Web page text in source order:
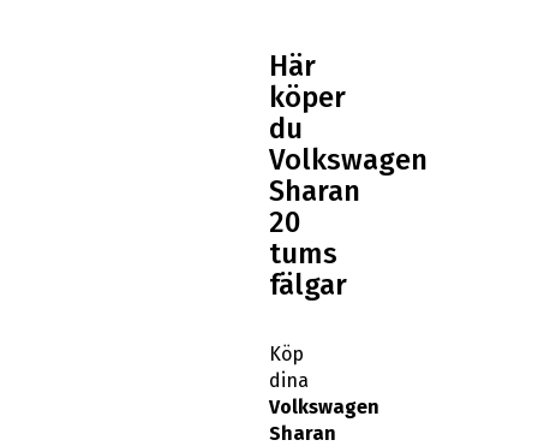
Här
köper
du
Volkswagen
Sharan
20
tums
fälgar
Köp
dina
Volkswagen
Sharan